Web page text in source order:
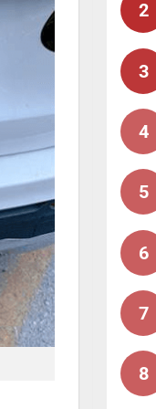
2
3
4
5
6
7
8